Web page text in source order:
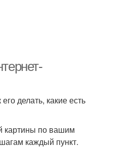
делать, какие есть
картины по вашим
каждый пункт.